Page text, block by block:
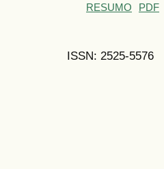
RESUMO PDF
ISSN: 2525-5576